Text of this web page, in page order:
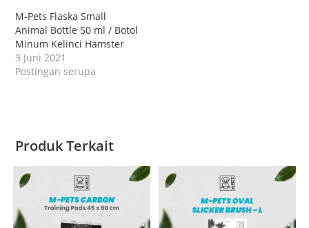
M-Pets Flaska Small
Animal Bottle 50 ml / Botol
Minum Kelinci Hamster
3 Juni 2021
Postingan serupa
Produk Terkait